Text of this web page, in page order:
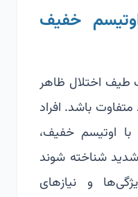
خفیف
طیف اختلال ظاهر
باشد. افراد
با اوتیسم خفیف،
شناخته شوند
و نیازهای